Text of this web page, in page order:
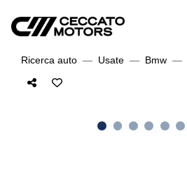
Ricerca auto Usate Bmw